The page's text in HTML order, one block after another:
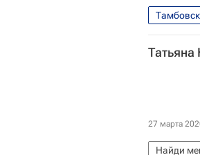
Татьяна
27 марта
Найди